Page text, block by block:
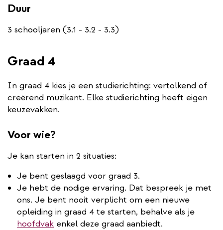
Duur
3 schooljaren (3.1 - 3.2 - 3.3)
Graad 4
In graad 4 kies je een studierichting: vertolkend of
creërend muzikant. Elke studierichting heeft eigen
keuzevakken.
Voor wie?
Je kan starten in 2 situaties:
Je bent geslaagd voor graad 3.
Je hebt de nodige ervaring. Dat bespreek je met
ons. Je bent nooit verplicht om een nieuwe
opleiding in graad 4 te starten, behalve als je
hoofdvak enkel deze graad aanbiedt.